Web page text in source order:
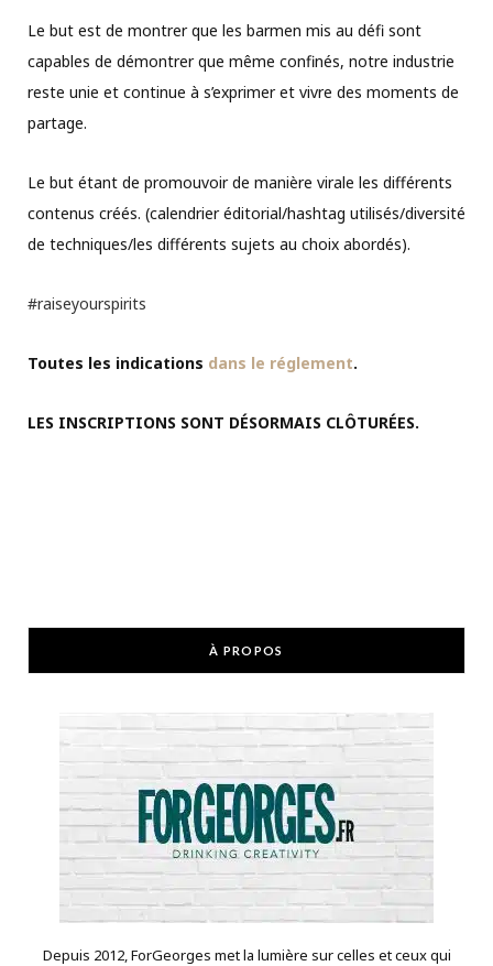
Le but est de montrer que les barmen mis au défi sont
capables de démontrer que même confinés, notre industrie
reste unie et continue à s’exprimer et vivre des moments de
partage.
Le but étant de promouvoir de manière virale les différents
contenus créés. (calendrier éditorial/hashtag utilisés/diversité
de techniques/les différents sujets au choix abordés).
#raiseyourspirits
Toutes les indications dans le réglement.
LES INSCRIPTIONS SONT DÉSORMAIS CLÔTURÉES.
À PROPOS
Depuis 2012, ForGeorges met la lumière sur celles et ceux qui